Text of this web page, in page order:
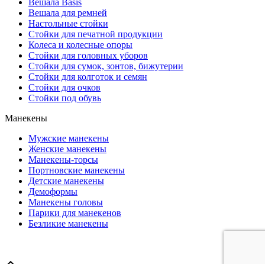
Вешала для ремней
Настольные стойки
Стойки для печатной продукции
Колеса и колесные опоры
Стойки для головных уборов
Стойки для сумок, зонтов, бижутерии
Стойки для колготок и семян
Стойки для очков
Стойки под обувь
Манекены
Мужские манекены
Женские манекены
Манекены-торсы
Портновские манекены
Детские манекены
Демоформы
Манекены головы
Парики для манекенов
Безликие манекены